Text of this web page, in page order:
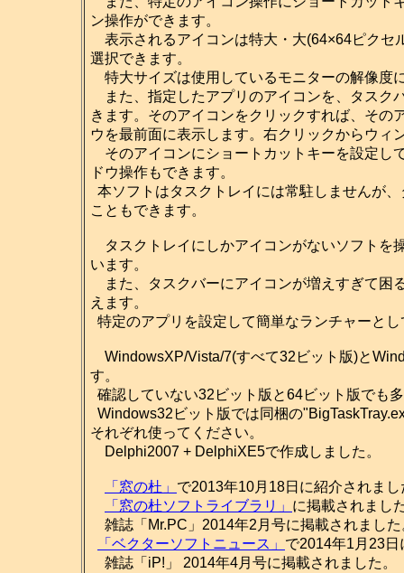
ン操作ができます。
表示されるアイコンは特大・大(64×64ピクセ
選択できます。
特大サイズは使用しているモニターの解像度
また、指定したアプリのアイコンを、タスク
きます。そのアイコンをクリックすれば、その
ウを最前面に表示します。右クリックからウィ
そのアイコンにショートカットキーを設定し
ドウ操作もできます。
本ソフトはタスクトレイには常駐しませんが
こともできます。
タスクトレイにしかアイコンがないソフトを
います。
また、タスクバーにアイコンが増えすぎて困
えます。
特定のアプリを設定して簡単なランチャーと
WindowsXP/Vista/7(すべて32ビット版)と
す。
確認していない32ビット版と64ビット版でも
Windows32ビット版では同梱の
それぞれ使ってください。
Delphi2007 + DelphiXE5で作成しました。
「窓の杜」 で2013年10月18日に紹介されまし
「窓の杜ソフトライブラリ」 に掲載されまし
雑誌「Mr.PC」2014年2月号に掲載されました
「ベクターソフトニュース」 で2014年1月23
雑誌「iP!」 2014年4月号に掲載されました。